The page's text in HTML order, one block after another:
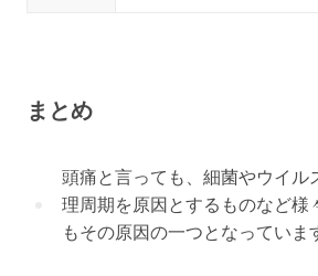
まとめ
頭痛と言っても、細菌やウイル
理周期を原因とするものなど様
もその原因の一つとなっていま